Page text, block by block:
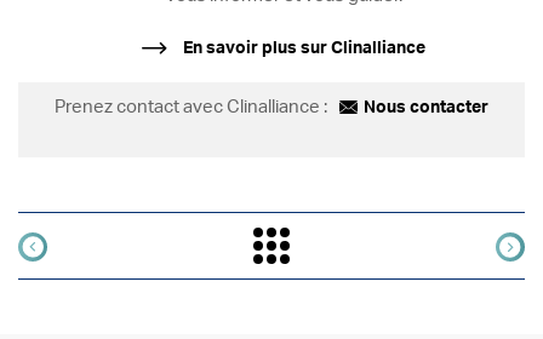
En savoir plus sur Clinalliance
Prenez contact avec Clinalliance : Nous contacter